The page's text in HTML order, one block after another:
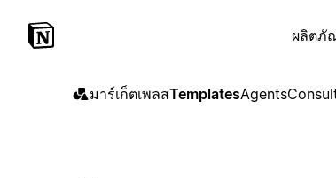
ผลิตภั
มาร์เก็ตเพลสTemplatesAgents